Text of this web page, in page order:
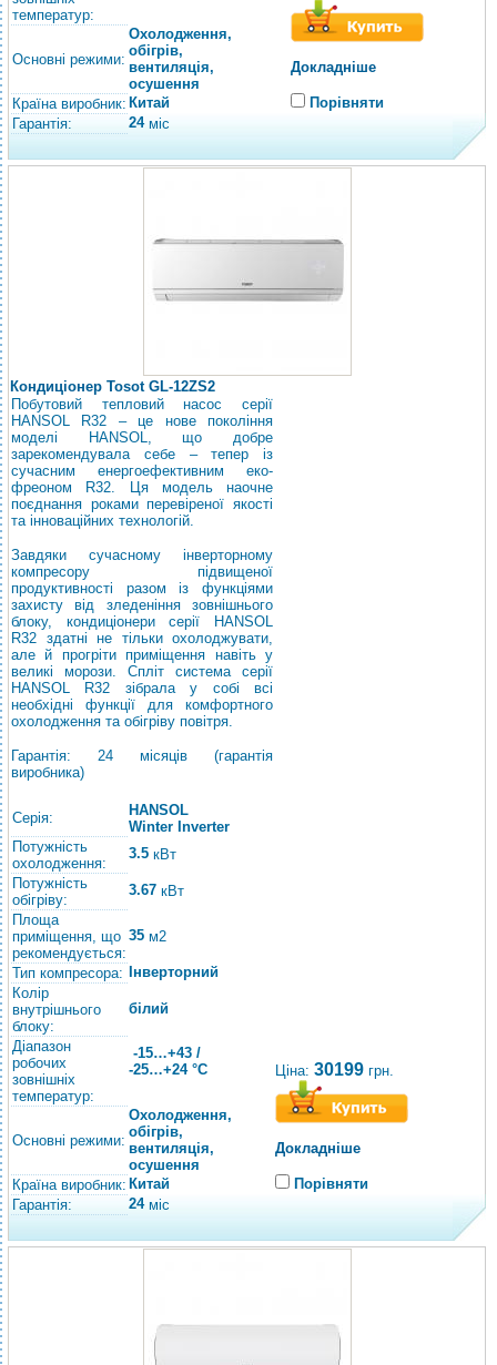
температур:
Основні режими:
Охолодження,
обігрів,
вентиляція,
осушення
Країна виробник: Китай
Гарантія:
24міс
Докладніше
Порівняти
Кондиціонер Tosot GL-12ZS2
Побутовий тепловий насос серії
HANSOL R32 – це нове покоління
моделі HANSOL, що добре
зарекомендувала себе – тепер із
сучасним енергоефективним еко-
фреоном R32. Ця модель наочне
поєднання роками перевіреної якості
та інноваційних технологій.
Завдяки сучасному інверторному
компресору підвищеної
продуктивності разом із функціями
захисту від зледеніння зовнішнього
блоку, кондиціонери серії HANSOL
R32 здатні не тільки охолоджувати,
але й прогріти приміщення навіть у
великі морози. Спліт система серії
HANSOL R32 зібрала у собі всі
необхідні функції для комфортного
охолодження та обігріву повітря.
Гарантія: 24 місяців (гарантія
виробника)
Серія:
HANSOL
Winter Inverter
Потужність
охолодження:
3.5 кВт
Потужність
обігріву:
3.67 кВт
Площа
приміщення, що
рекомендується:
35 м2
Тип компресора:
Інверторний
Колір
внутрішнього
блоку:
білий
Діапазон
робочих
зовнішніх
температур:
-15…+43 /
-25…+24 °C
Основні режими:
Охолодження,
обігрів,
вентиляція,
осушення
Країна виробник: Китай
Гарантія:
24міс
Ціна: 30199 грн.
Докладніше
Порівняти